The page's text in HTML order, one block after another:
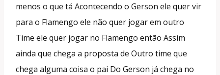
menos o que tá Acontecendo o Gerson ele quer vir
para o Flamengo ele não quer jogar em outro
Time ele quer jogar no Flamengo então Assim
ainda que chega a proposta de Outro time que
chega alguma coisa o pai Do Gerson já chega no